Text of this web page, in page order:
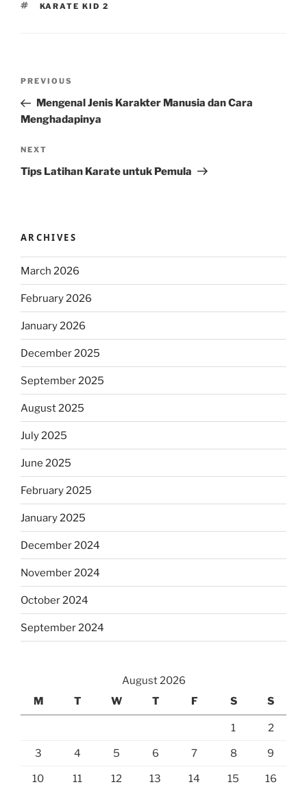
TAGS
KARATE KID 2
Previous
Post
PREVIOUS
Mengenal Jenis Karakter Manusia dan Cara
Menghadapinya
Next
Post
NEXT
Tips Latihan Karate untuk Pemula
ARCHIVES
March 2026
February 2026
January 2026
December 2025
September 2025
August 2025
July 2025
June 2025
February 2025
January 2025
December 2024
November 2024
October 2024
September 2024
August 2026
M
T W T F S S
1 2
3 4 5 6 7 8 9
10 11 12 13 14 15 16